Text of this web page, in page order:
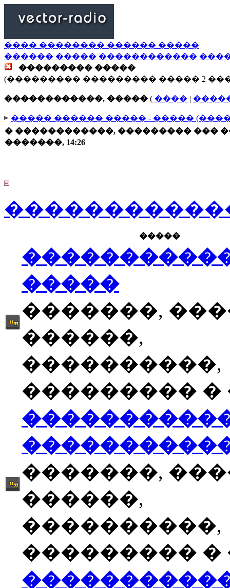
���� �������� ������ �����
������ ����� ������������
��������� �����
(��������� ��������� ����� 2
������������, ����� ( ���� |
����� ������ ����� - �����
� ������������, ��������� ���
�������, 14:26
�����
�����
�������,
������,
����������,
��������� �
�������,
������,
����������,
��������� �